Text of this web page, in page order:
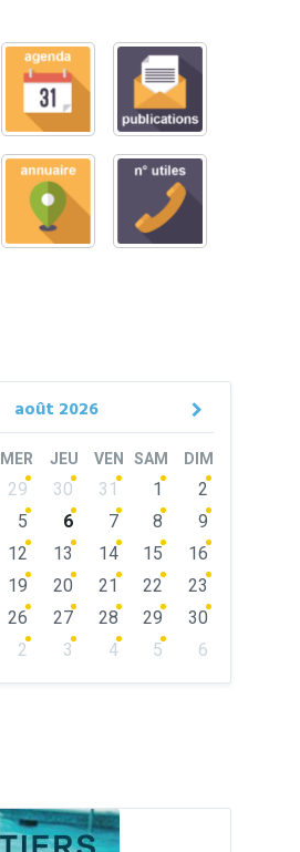
août 2026
Next
MER JEU VEN SAM DIM
29 30 31 1
2
5 6 7 8
9
12 13 14 15
16
19 20 21 22
23
26 27 28 29
30
2 3 4 5
6